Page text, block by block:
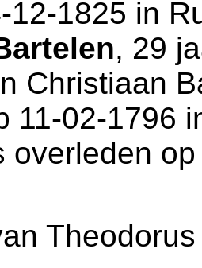
12-1825 in
, 29
Christiaan
11-02-1796
overleden